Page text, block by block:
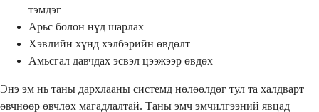
тэмдэг
Арьс болон нүд шарлах
Хэвлийн хүнд хэлбэрийн өвдөлт
Амьсгал давчдах эсвэл цээжээр өвдөх
Энэ эм нь таны дархлааны системд нөлөөлдөг тул та халдварт
өвчнөөр өвчлөх магадлалтай. Таны эмч эмчилгээний явцад